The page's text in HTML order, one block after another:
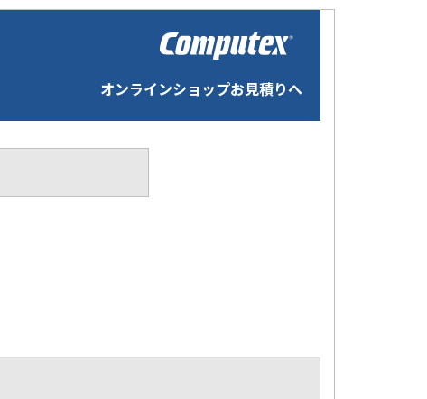
オンラインショップお見積りへ